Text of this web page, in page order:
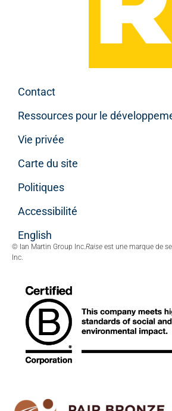
Contact
Ressources pour le
Vie privée
Carte du site
Politiques
Accessibilité
English
© Ian Martin Group Inc.Raise est une marque de
Inc.